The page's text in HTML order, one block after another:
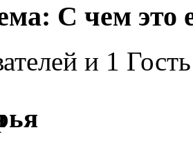
С чем это
и 1